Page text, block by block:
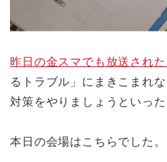
昨日の金スマでも放送され
るトラブル」にまきこまれ
対策をやりましょうといった
本日の会場はこちらでした。